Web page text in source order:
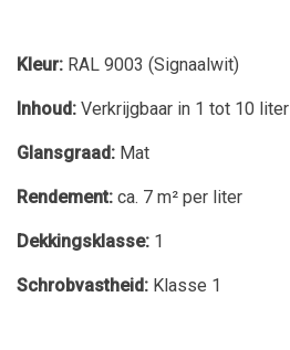
Kleur: RAL 9003 (Signaalwit)
Inhoud: Verkrijgbaar in 1 tot 10 liter
Glansgraad: Mat
Rendement: ca. 7 m² per liter
Dekkingsklasse: 1
Schrobvastheid: Klasse 1